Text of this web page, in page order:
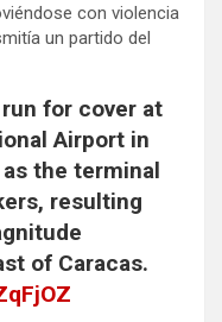
con violencia
un partido del
for cover at
Airport in
the terminal
resulting
of Caracas.